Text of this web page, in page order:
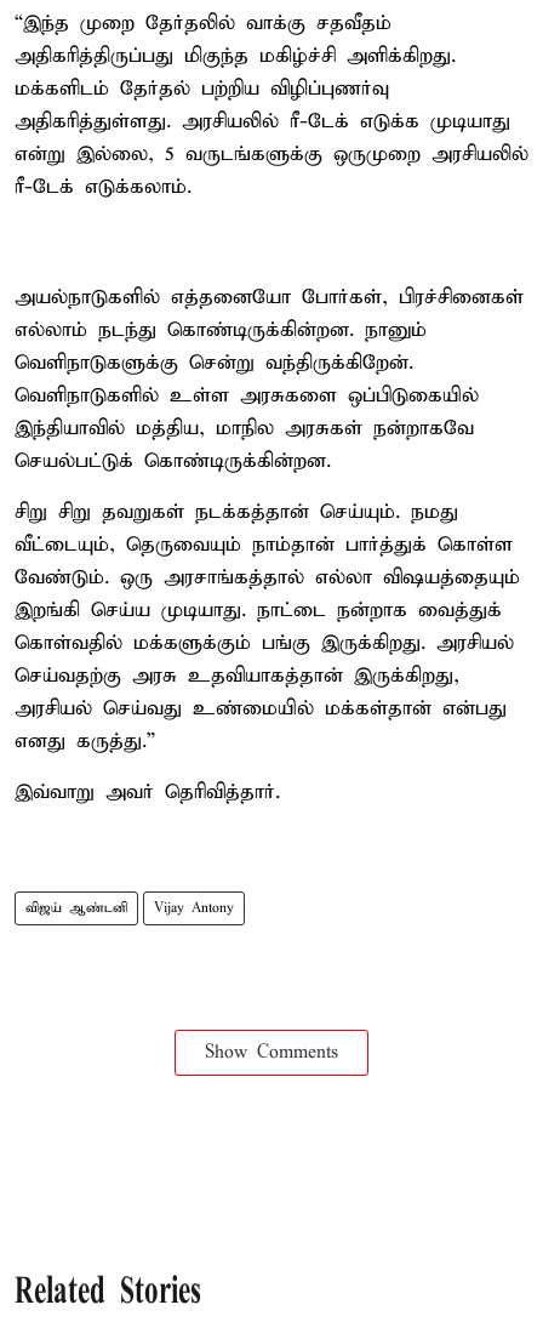
“இந்த முறை தேர்தலில் வாக்கு சதவீதம்
அதிகரித்திருப்பது மிகுந்த மகிழ்ச்சி அளிக்கிறது.
மக்களிடம் தேர்தல் பற்றிய விழிப்புணர்வு
அதிகரித்துள்ளது. அரசியலில் ரீ-டேக் எடுக்க முடியாது
என்று இல்லை, 5 வருடங்களுக்கு ஒருமுறை அரசியலில்
ரீ-டேக் எடுக்கலாம்.
அயல்நாடுகளில் எத்தனையோ போர்கள், பிரச்சினைகள்
எல்லாம் நடந்து கொண்டிருக்கின்றன. நானும்
வெளிநாடுகளுக்கு சென்று வந்திருக்கிறேன்.
வெளிநாடுகளில் உள்ள அரசுகளை ஒப்பிடுகையில்
இந்தியாவில் மத்திய, மாநில அரசுகள் நன்றாகவே
செயல்பட்டுக் கொண்டிருக்கின்றன.
சிறு சிறு தவறுகள் நடக்கத்தான் செய்யும். நமது
வீட்டையும், தெருவையும் நாம்தான் பார்த்துக் கொள்ள
வேண்டும். ஒரு அரசாங்கத்தால் எல்லா விஷயத்தையும்
இறங்கி செய்ய முடியாது. நாட்டை நன்றாக வைத்துக்
கொள்வதில் மக்களுக்கும் பங்கு இருக்கிறது. அரசியல்
செய்வதற்கு அரசு உதவியாகத்தான் இருக்கிறது,
அரசியல் செய்வது உண்மையில் மக்கள்தான் என்பது
எனது கருத்து.”
இவ்வாறு அவர் தெரிவித்தார்.
விஜய் ஆண்டனி Vijay Antony
Show Comments
Related Stories